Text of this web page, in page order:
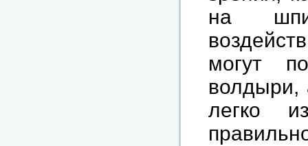
на
могут
волдыри,
легко